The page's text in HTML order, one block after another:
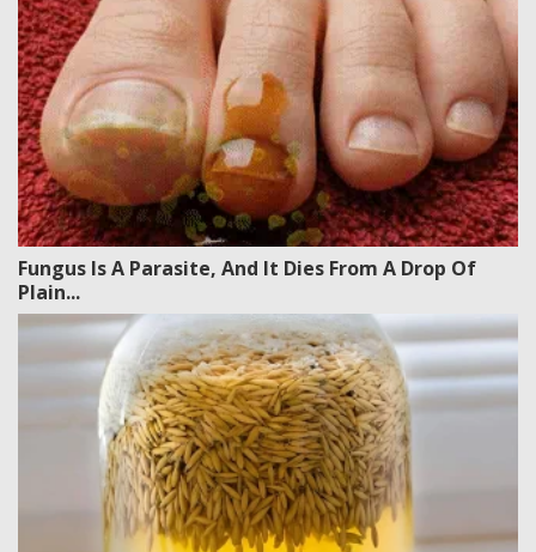
Fungus Is A Parasite, And It Dies From A Drop Of
Plain...